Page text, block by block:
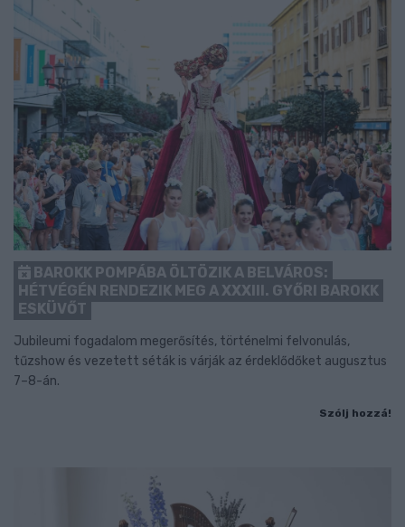
BAROKK POMPÁBA ÖLTÖZIK A BELVÁROS:
HÉTVÉGÉN RENDEZIK MEG A XXXIII. GYŐRI BAROKK
ESKÜVŐT
Jubileumi fogadalom megerősítés, történelmi felvonulás,
tűzshow és vezetett séták is várják az érdeklődőket augusztus
7–8-án.
Szólj hozzá!